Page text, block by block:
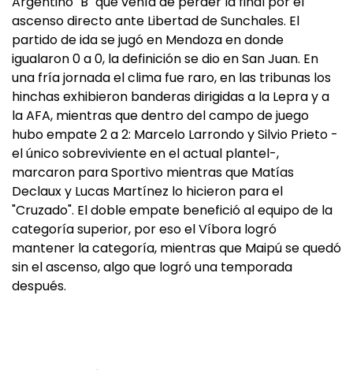
ascenso directo ante Libertad de Sunchales. El
partido de ida se jugó en Mendoza en donde
igualaron 0 a 0, la definición se dio en San Juan. En
una fría jornada el clima fue raro, en las tribunas los
hinchas exhibieron banderas dirigidas a la Lepra y a
la AFA, mientras que dentro del campo de juego
hubo empate 2 a 2: Marcelo Larrondo y Silvio Prieto -
el único sobreviviente en el actual plantel-,
marcaron para Sportivo mientras que Matías
Declaux y Lucas Martínez lo hicieron para el
"Cruzado". El doble empate benefició al equipo de la
categoría superior, por eso el Víbora logró
mantener la categoría, mientras que Maipú se quedó
sin el ascenso, algo que logró una temporada
después.